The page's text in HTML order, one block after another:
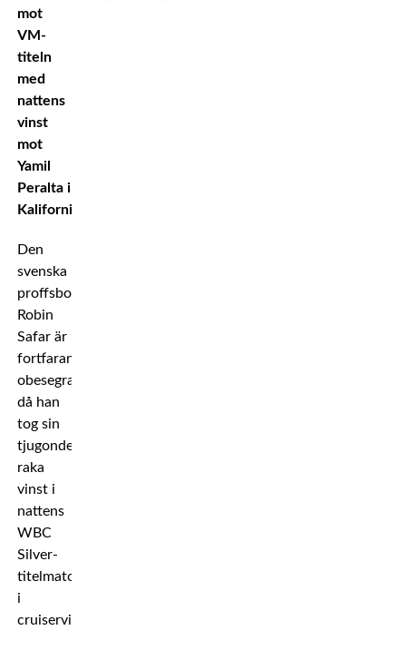
mot
VM-
titeln
med
nattens
vinst
mot
Yamil
Peralta i
Kalifornien.
Den
svenska
proffsboxaren
Robin
Safar är
fortfarande
obesegrad
då han
tog sin
tjugonde
raka
vinst i
nattens
WBC
Silver-
titelmatch
i
cruiservikt.